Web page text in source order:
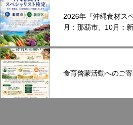
2026年『沖縄食材ス
月：那覇市、10月：
食育啓蒙活動へのご